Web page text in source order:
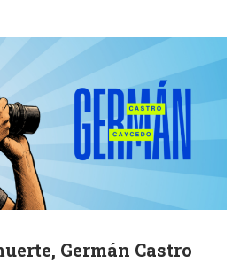
Germán Castro